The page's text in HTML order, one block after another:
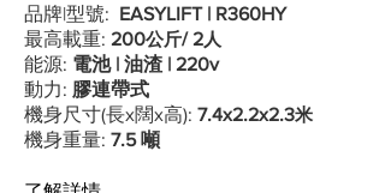
品牌|型號: EASYLIFT | R360HY
最高載重: 200公斤/ 2人
能源: 電池 | 油渣 | 220v
動力: 膠連帶式
機身尺寸(長x闊x高): 7.4x2.2x2.3米
機身重量: 7.5 噸